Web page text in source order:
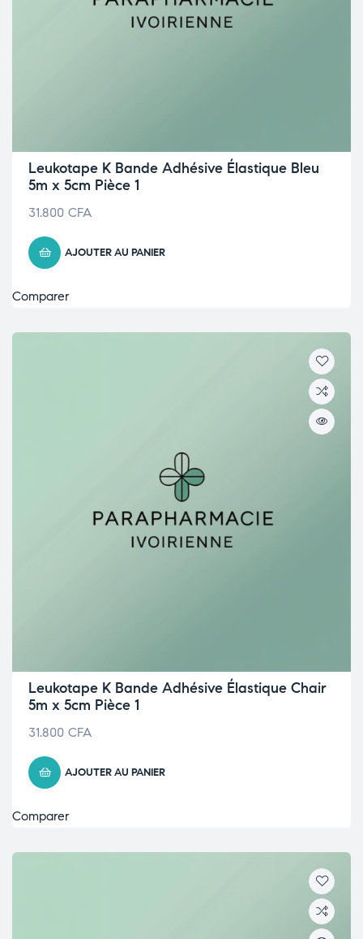
Leukotape K Bande Adhésive Élastique Bleu
5m x 5cm Pièce 1
31.800 CFA
AJOUTER AU PANIER
Comparer
Leukotape K Bande Adhésive Élastique Chair
5m x 5cm Pièce 1
31.800 CFA
AJOUTER AU PANIER
Comparer